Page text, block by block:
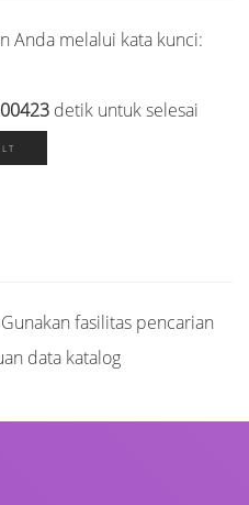
Anda melalui kata kunci:
detik untuk selesai
fasilitas pencarian
data katalog